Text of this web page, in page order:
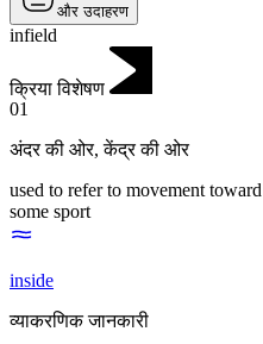
और उदाहरण
infield
क्रिया विशेषण
01
अंदर की ओर,केंद्र की ओर
used to refer to movement
some sport
inside
व्याकरणिक जानकारी